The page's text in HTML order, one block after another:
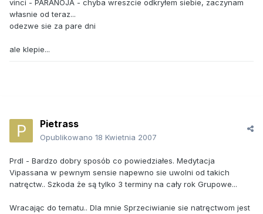
vinci - PARANOJA - chyba wreszcie odkryłem siebie, zaczynam
własnie od teraz...
odezwe sie za pare dni
ale klepie...
Pietrass
Opublikowano 18 Kwietnia 2007
Prdl - Bardzo dobry sposób co powiedziałes. Medytacja
Vipassana w pewnym sensie napewno sie uwolni od takich
natręctw.. Szkoda że są tylko 3 terminy na cały rok Grupowe...
Wracając do tematu.. Dla mnie Sprzeciwianie sie natręctwom jest